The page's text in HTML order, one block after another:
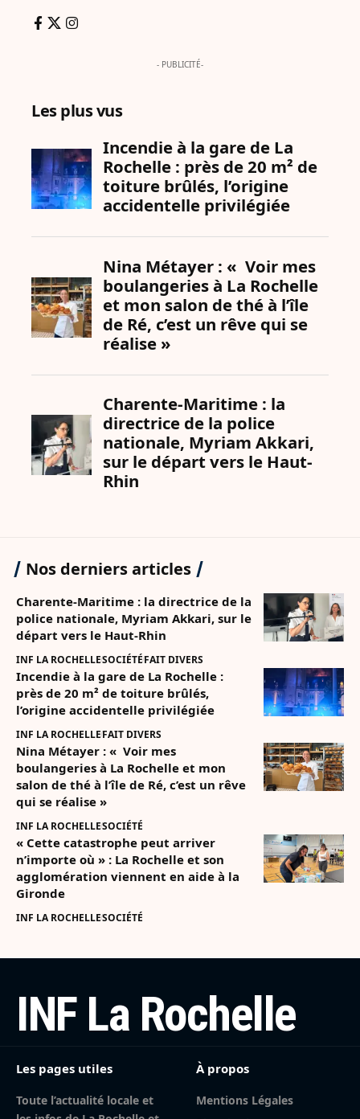
- PUBLICITÉ-
Les plus vus
Nos derniers articles
Charente-Maritime : la directrice de la
police nationale, Myriam Akkari, sur le
départ vers le Haut-Rhin
INF LA ROCHELLESOCIÉTÉFAIT DIVERS
Incendie à la gare de La Rochelle :
près de 20 m² de toiture brûlés,
l’origine accidentelle privilégiée
INF LA ROCHELLEFAIT DIVERS
Nina Métayer : « Voir mes
boulangeries à La Rochelle et mon
salon de thé à l’île de Ré, c’est un rêve
qui se réalise »
INF LA ROCHELLESOCIÉTÉ
« Cette catastrophe peut arriver
n’importe où » : La Rochelle et son
agglomération viennent en aide à la
Gironde
INF LA ROCHELLESOCIÉTÉ
INF La Rochelle
Les pages utiles
Toute l’actualité locale et
À propos
Mentions Légales